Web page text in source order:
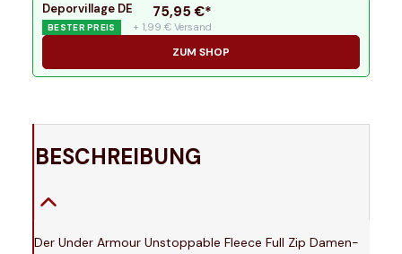
Deporvillage DE
BESTER PREIS
75,95 €*
+ 1,99 € Versand
ZUM SHOP
BESCHREIBUNG
Der Under Armour Unstoppable Fleece Full Zip Damen-